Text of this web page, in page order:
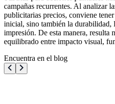
campañas recurrentes. Al analizar
publicitarias precios, conviene
inicial, sino también la durabilidad,
impresión. De esta manera, resulta
equilibrado entre impacto visual,
Encuentra en el blog